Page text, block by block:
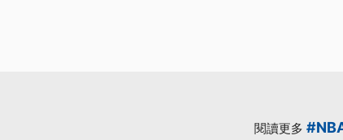
閱讀更多